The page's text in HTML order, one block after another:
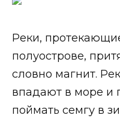
Реки,
полуострове,
словно магнит.
впадают в море и
поймать семгу в